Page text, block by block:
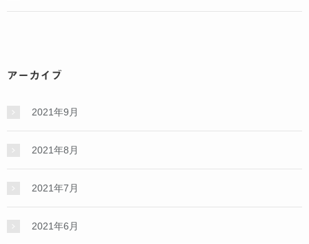
アーカイブ
2021年9月
2021年8月
2021年7月
2021年6月